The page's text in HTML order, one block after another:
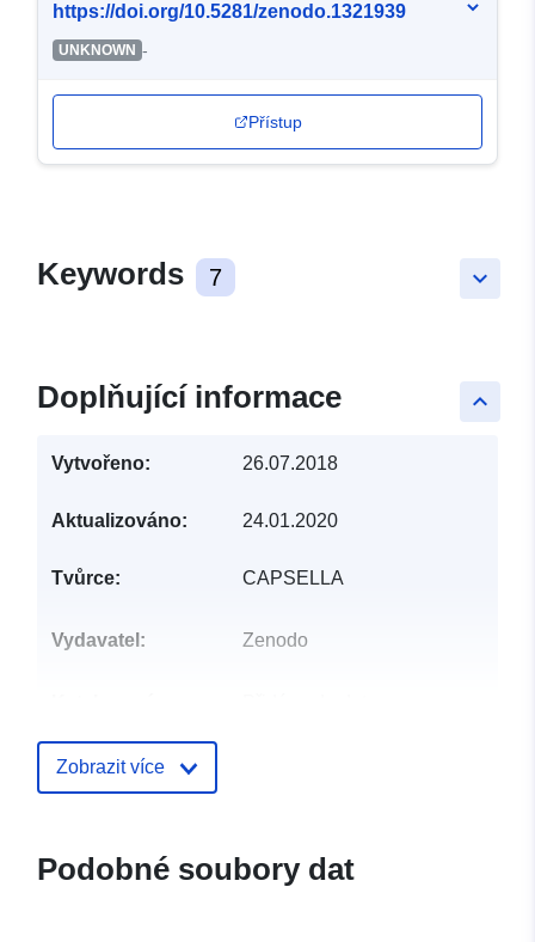
https://doi.org/10.5281/zenodo.1321939
UNKNOWN -
Přístup
keyboard_arrow_down
Keywords 7
keyboard_arrow_up
Doplňující informace
Vytvořeno: 26.07.2018
Aktualizováno: 24.01.2020
Tvůrce: CAPSELLA
Vydavatel: Zenodo
Identifikátory: https://doi.org/10.5281/
Zobrazit více
Podobné soubory dat